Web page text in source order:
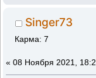
Singer73
Карма: 7
« 08 Ноября 2021,